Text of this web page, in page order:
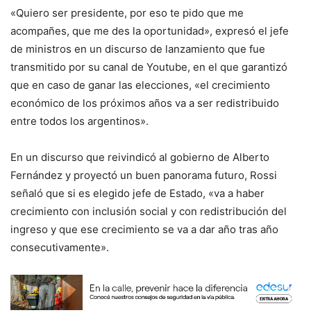
«Quiero ser presidente, por eso te pido que me
acompañes, que me des la oportunidad», expresó el jefe
de ministros en un discurso de lanzamiento que fue
transmitido por su canal de Youtube, en el que garantizó
que en caso de ganar las elecciones, «el crecimiento
económico de los próximos años va a ser redistribuido
entre todos los argentinos».
En un discurso que reivindicó al gobierno de Alberto
Fernández y proyectó un buen panorama futuro, Rossi
señaló que si es elegido jefe de Estado, «va a haber
crecimiento con inclusión social y con redistribución del
ingreso y que ese crecimiento se va a dar año tras año
consecutivamente».